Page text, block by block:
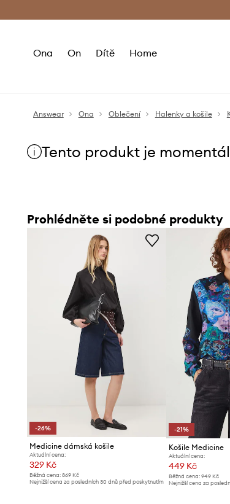
Ona On Dítě Home
Answear Ona Oblečení Halenky a košile
Tento produkt je
Prohlédněte si podobné produkty
-26%
Medicine dámská košile
Aktuální cena:
329 Kč
Běžná cena: 869 Kč
Nejnižší cena za posledních 30 dnů před poskytnutím
-21%
Košile Medicine
Aktuální cena:
449 Kč
Běžná cena:949 Kč
Nejnižší cena za